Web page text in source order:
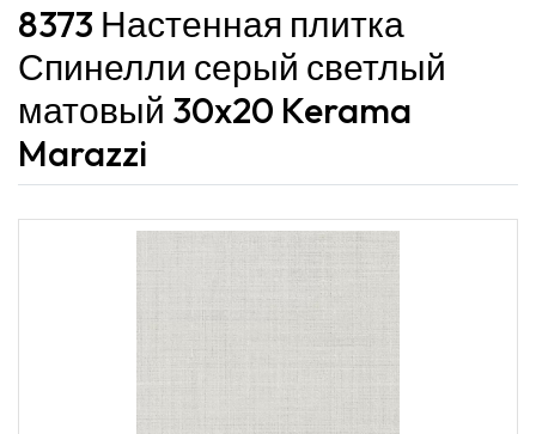
8373 Настенная плитка
Спинелли серый светлый
матовый 30x20 Kerama
Marazzi